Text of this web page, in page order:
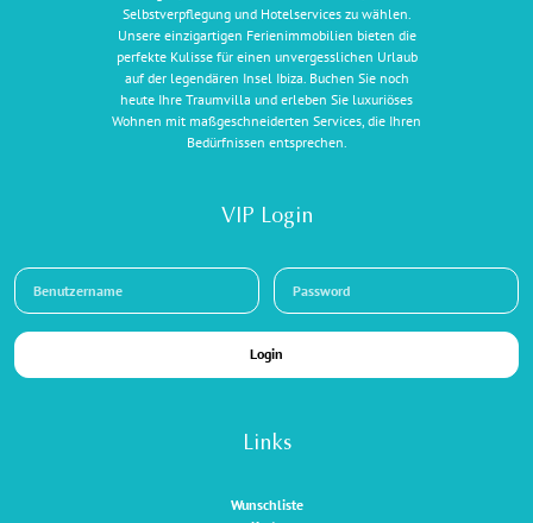
Selbstverpflegung und Hotelservices zu wählen.
Unsere einzigartigen Ferienimmobilien bieten die
perfekte Kulisse für einen unvergesslichen Urlaub
auf der legendären Insel Ibiza. Buchen Sie noch
heute Ihre Traumvilla und erleben Sie luxuriöses
Wohnen mit maßgeschneiderten Services, die Ihren
Bedürfnissen entsprechen.
Links
Wunschliste
VIP Login
Login